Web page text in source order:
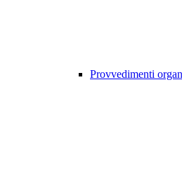
Provvedimenti